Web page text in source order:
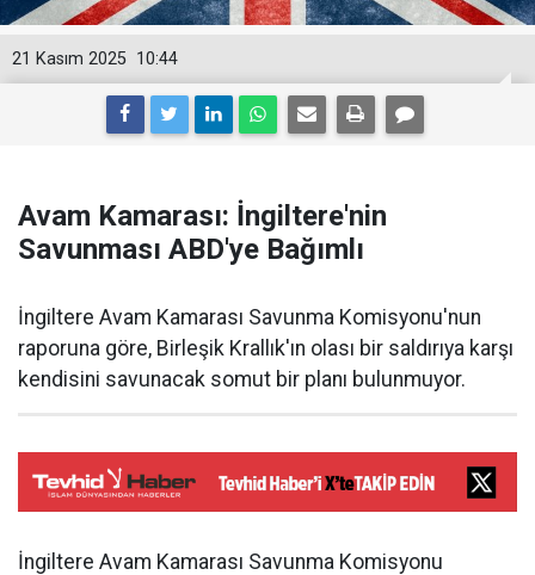
10:44
21 Kasım 2025
Avam Kamarası: İngiltere'nin
Savunması ABD'ye Bağımlı
İngiltere Avam Kamarası Savunma Komisyonu'nun
raporuna göre, Birleşik Krallık'ın olası bir saldırıya karşı
kendisini savunacak somut bir planı bulunmuyor.
İngiltere Avam Kamarası Savunma Komisyonu